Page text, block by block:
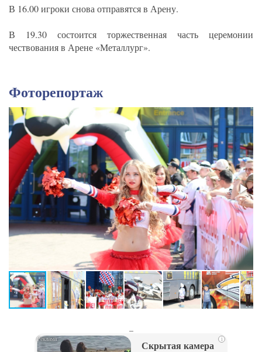
В 16.00 игроки снова отправятся в Арену.
В 19.30 состоится торжественная часть церемонии
чествования в Арене «Металлург».
Фоторепортаж
i
Скрытая камера